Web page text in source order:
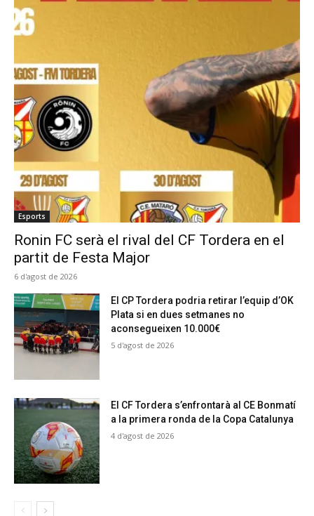
Esports
Ronin FC serà el rival del CF Tordera en el
partit de Festa Major
6 d'agost de 2026
El CP Tordera podria retirar l’equip d’OK
Plata si en dues setmanes no
aconsegueixen 10.000€
5 d'agost de 2026
El CF Tordera s’enfrontarà al CE Bonmatí
a la primera ronda de la Copa Catalunya
4 d'agost de 2026